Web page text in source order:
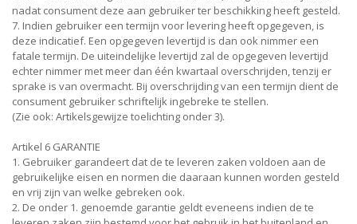
nadat consument deze aan gebruiker ter beschikking heeft gesteld.
7. Indien gebruiker een termijn voor levering heeft opgegeven, is
deze indicatief. Een opgegeven levertijd is dan ook nimmer een
fatale termijn. De uiteindelijke levertijd zal de opgegeven levertijd
echter nimmer met meer dan één kwartaal overschrijden, tenzij er
sprake is van overmacht. Bij overschrijding van een termijn dient de
consument gebruiker schriftelijk ingebreke te stellen.
(Zie ook: Artikelsgewijze toelichting onder 3).
Artikel 6 GARANTIE
1. Gebruiker garandeert dat de te leveren zaken voldoen aan de
gebruikelijke eisen en normen die daaraan kunnen worden gesteld
en vrij zijn van welke gebreken ook.
2. De onder 1. genoemde garantie geldt eveneens indien de te